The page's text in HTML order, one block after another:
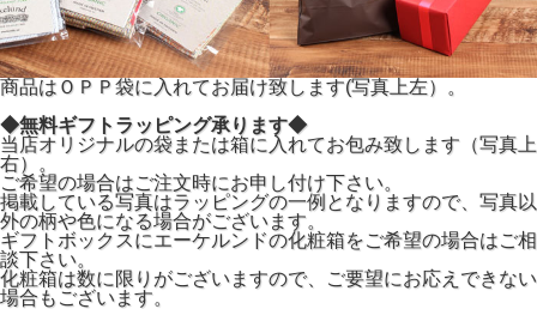
商品はＯＰＰ袋に入れてお届け致します(写真上左）。
◆無料ギフトラッピング承ります◆
当店オリジナルの袋または箱に入れてお包み致します（写真上
右）。
ご希望の場合はご注文時にお申し付け下さい。
掲載している写真はラッピングの一例となりますので、写真以
外の柄や色になる場合がございます。
ギフトボックスにエーケルンドの化粧箱をご希望の場合はご相
談下さい。
化粧箱は数に限りがございますので、ご要望にお応えできない
場合もございます。